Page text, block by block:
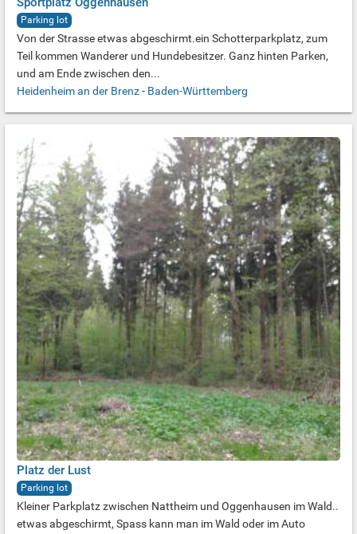
Parking lot
Von der Strasse etwas abgeschirmt.ein Schotterparkplatz, zum
Teil kommen Wanderer und Hundebesitzer. Ganz hinten Parken,
und am Ende zwischen den...
Heidenheim an der Brenz- Baden-Württemberg
Platz der Lust
Parking lot
Kleiner Parkplatz zwischen Nattheim und Oggenhausen im Wald..
etwas abgeschirmt, Spass kann man im Wald oder im Auto